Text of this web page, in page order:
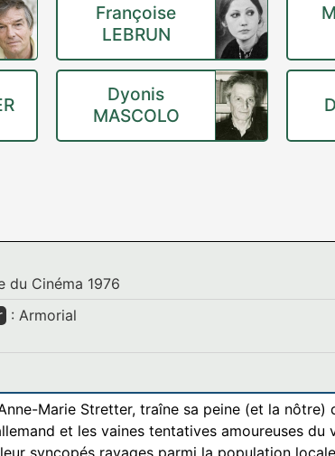
Françoise
LEBRUN
Dyonis
MASCOLO
du Cinéma 1976
: Armorial
Marie Stretter, traîne sa peine (et la nôtre)
et les vaines tentatives amoureuses du
syncopés ravages parmi la population